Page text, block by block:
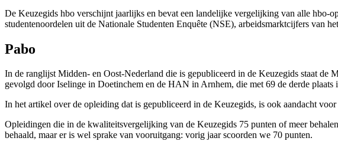
De Keuzegids hbo verschijnt jaarlijks en bevat een landelijke vergelijking van alle hbo-
studentenoordelen uit de Nationale Studenten Enquête (NSE), arbeidsmarktcijfers van
Pabo
In de ranglijst Midden- en Oost-Nederland die is gepubliceerd in de Keuzegids staat de
gevolgd door Iselinge in Doetinchem en de HAN in Arnhem, die met 69 de derde plaats
In het artikel over de opleiding dat is gepubliceerd in de Keuzegids, is ook aandacht
Opleidingen die in de kwaliteitsvergelijking van de Keuzegids 75 punten of meer
behaald, maar er is wel sprake van vooruitgang: vorig jaar scoorden we 70 punten.